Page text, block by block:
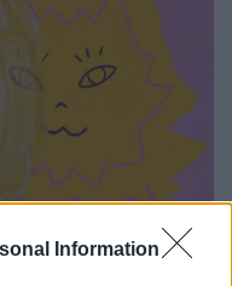
Information